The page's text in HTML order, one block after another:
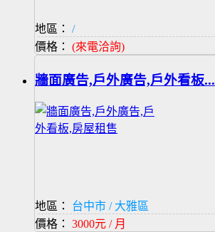
地區：
/
價格： (來電洽詢)
牆面廣告,戶外廣告,戶外看板...
地區：
台中市 / 大雅區
價格： 3000元 / 月